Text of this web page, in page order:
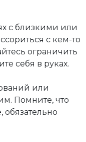
с близкими или
с кем-то
ограничить
себя в руках.
или
Помните, что
обязательно